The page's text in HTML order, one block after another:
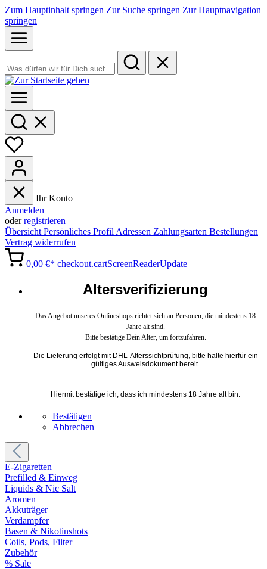
Zum Hauptinhalt springen Zur Suche springen Zur Hauptnavigation
springen
Ihr Konto
Anmelden
oderregistrieren
Übersicht Persönliches Profil Adressen Zahlungsarten Bestellungen
Vertrag widerrufen
0,00 €* checkout.cartScreenReaderUpdate
Altersverifizierung
Das Angebot unseres Onlineshops richtet sich an Personen, die mindestens 18
Jahre alt sind.
Bitte bestätige Dein Alter, um fortzufahren.
Die Lieferung erfolgt mit DHL-Alterssichtprüfung, bitte halte hierfür ein
gültiges Ausweisdokument bereit.
Hiermit bestätige ich, dass ich mindestens 18 Jahre alt bin.
Bestätigen
Abbrechen
E-Zigaretten
Prefilled & Einweg
Liquids & Nic Salt
Aromen
Akkuträger
Verdampfer
Basen & Nikotinshots
Coils, Pods, Filter
Zubehör
% Sale